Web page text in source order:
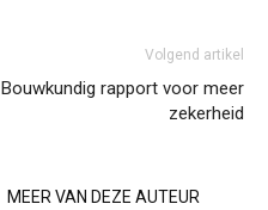
Volgend artikel
Bouwkundig rapport voor meer
zekerheid
MEER VAN DEZE AUTEUR